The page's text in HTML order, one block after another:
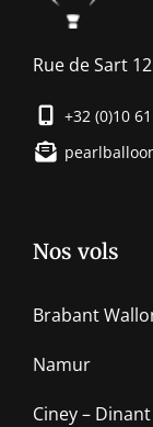
Rue de Sart
+32 (0)10
Nos vols
Brabant
Namur
Ciney –